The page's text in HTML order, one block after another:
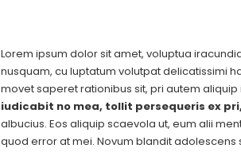
Lorem ipsum dolor sit amet, voluptua
nusquam, cu luptatum volutpat delicatissimi
movet saperet rationibus sit, pri autem
iudicabit no mea, tollit persequeris ex
albucius. Eos aliquip scaevola ut, eum alii
quod error at mei. Novum blandit adolescens